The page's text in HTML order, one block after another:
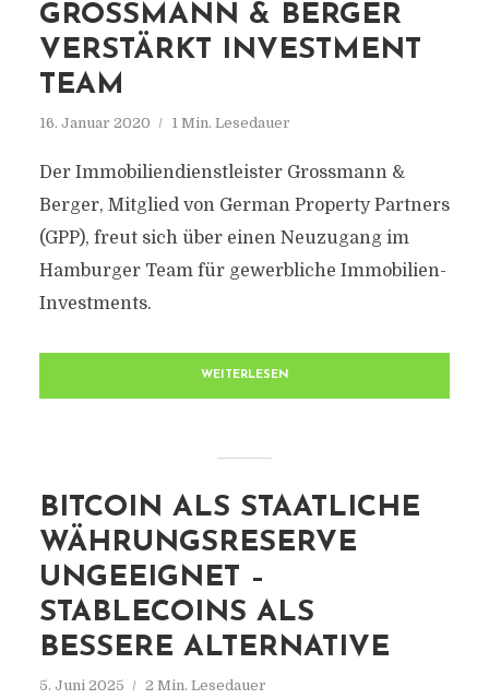
GROSSMANN & BERGER
VERSTÄRKT INVESTMENT
TEAM
16. Januar 2020 1 Min. Lesedauer
Der Immobiliendienstleister Grossmann &
Berger, Mitglied von German Property Partners
(GPP), freut sich über einen Neuzugang im
Hamburger Team für gewerbliche Immobilien-
Investments.
WEITERLESEN
BITCOIN ALS STAATLICHE
WÄHRUNGSRESERVE
UNGEEIGNET –
STABLECOINS ALS
BESSERE ALTERNATIVE
5. Juni 2025 2 Min. Lesedauer